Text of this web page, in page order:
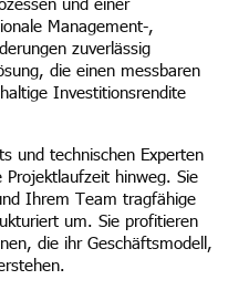
Management-,
zuverlässig
die einen messbaren
Investitionsrendite
und technischen Experten
hinweg. Sie
Ihrem Team tragfähige
um. Sie profitieren
die ihr Geschäftsmodell,